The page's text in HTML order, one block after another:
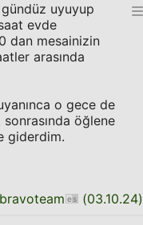
uyuyup
evde
dan mesainizin
arasında
o gece de
öğlene
giderdim.
bravoteam (03.10.24)